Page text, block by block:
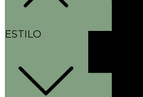
ESTILO